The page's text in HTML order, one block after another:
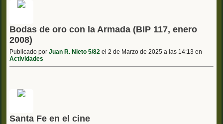
Bodas de oro con la Armada (BIP 117, enero
2008)
Publicado por Juan R. Nieto 5/82 el 2 de Marzo de 2025 a las 14:13 en
Actividades
Santa Fe en el cine